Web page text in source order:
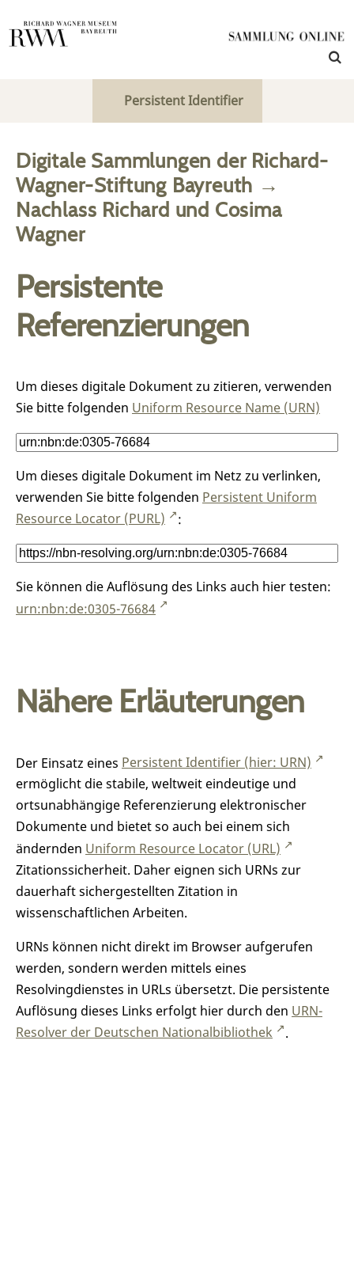
Persistent Identifier
Digitale Sammlungen der Richard-
Wagner-Stiftung Bayreuth →
Nachlass Richard und Cosima
Wagner
Persistente
Referenzierungen
Um dieses digitale Dokument zu zitieren, verwenden
Sie bitte folgenden Uniform Resource Name (URN)
Um dieses digitale Dokument im Netz zu verlinken,
verwenden Sie bitte folgenden Persistent Uniform
Resource Locator (PURL)
:
Sie können die Auflösung des Links auch hier testen:
urn:nbn:de:0305-76684
Nähere Erläuterungen
Der Einsatz eines Persistent Identifier (hier: URN)
ermöglicht die stabile, weltweit eindeutige und
ortsunabhängige Referenzierung elektronischer
Dokumente und bietet so auch bei einem sich
ändernden Uniform Resource Locator (URL)
Zitationssicherheit. Daher eignen sich URNs zur
dauerhaft sichergestellten Zitation in
wissenschaftlichen Arbeiten.
URNs können nicht direkt im Browser aufgerufen
werden, sondern werden mittels eines
Resolvingdienstes in URLs übersetzt. Die persistente
Auflösung dieses Links erfolgt hier durch den URN-
Resolver der Deutschen Nationalbibliothek
.